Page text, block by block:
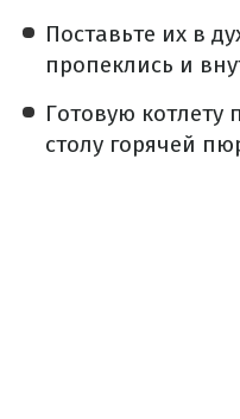
Поставьте их в
пропеклись и
Готовую котлету
столу горячей